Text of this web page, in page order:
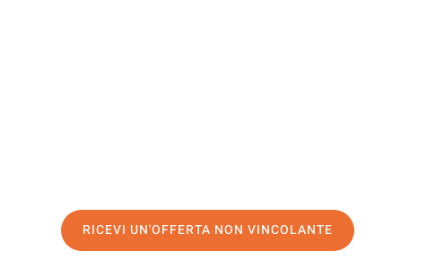
RICEVI UN'OFFERTA NON VINCOLANTE